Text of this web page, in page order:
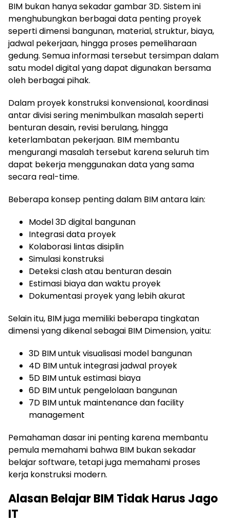
BIM bukan hanya sekadar gambar 3D. Sistem ini
menghubungkan berbagai data penting proyek
seperti dimensi bangunan, material, struktur, biaya,
jadwal pekerjaan, hingga proses pemeliharaan
gedung. Semua informasi tersebut tersimpan dalam
satu model digital yang dapat digunakan bersama
oleh berbagai pihak.
Dalam proyek konstruksi konvensional, koordinasi
antar divisi sering menimbulkan masalah seperti
benturan desain, revisi berulang, hingga
keterlambatan pekerjaan. BIM membantu
mengurangi masalah tersebut karena seluruh tim
dapat bekerja menggunakan data yang sama
secara real-time.
Beberapa konsep penting dalam BIM antara lain:
Model 3D digital bangunan
Integrasi data proyek
Kolaborasi lintas disiplin
Simulasi konstruksi
Deteksi clash atau benturan desain
Estimasi biaya dan waktu proyek
Dokumentasi proyek yang lebih akurat
Selain itu, BIM juga memiliki beberapa tingkatan
dimensi yang dikenal sebagai BIM Dimension, yaitu:
3D BIM untuk visualisasi model bangunan
4D BIM untuk integrasi jadwal proyek
5D BIM untuk estimasi biaya
6D BIM untuk pengelolaan bangunan
7D BIM untuk maintenance dan facility
management
Pemahaman dasar ini penting karena membantu
pemula memahami bahwa BIM bukan sekadar
belajar software, tetapi juga memahami proses
kerja konstruksi modern.
Alasan Belajar BIM Tidak Harus Jago
IT